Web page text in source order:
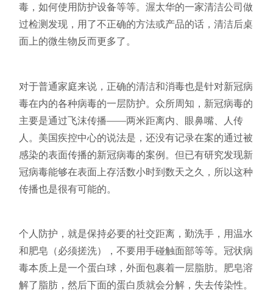
毒，如何使用防护设备等等。渥太华的一家清洁公司做
过检测发现，用了不正确的方法或产品的话，清洁后桌
面上的微生物反而更多了。
对于普通家庭来说，正确的清洁和消毒也是针对新冠病
毒在内的各种病毒的一层防护。众所周知，新冠病毒的
主要是通过飞沫传播——两米距离内、眼鼻嘴、人传
人。美国疾控中心的说法是，还没有记录在案的通过被
感染的表面传播的新冠病毒的案例。但已有研究发现新
冠病毒能够在表面上存活数小时到数天之久，所以这种
传播也是很有可能的。
个人防护，就是保持必要的社交距离，勤洗手，用温水
和肥皂（必须搓洗），不要用手碰触面部等等。冠状病
毒本质上是一个蛋白球，外面包裹着一层脂肪。肥皂溶
解了脂肪，然后下面的蛋白质就会分解，失去传染性。